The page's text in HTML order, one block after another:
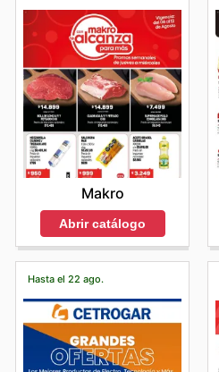
Makro
Abrir catálogo
Hasta el 22 ago.